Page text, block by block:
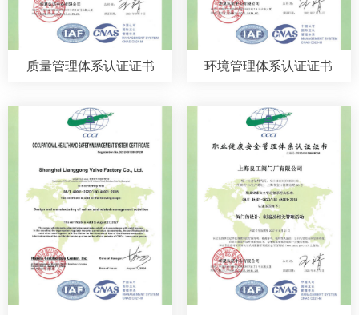
质量管理体系认证证书 环境管理体系认证证书